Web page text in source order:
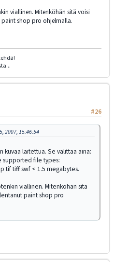
viallinen. Mitenköhän sitä voisi
shop pro ohjelmalla.
#26
2007, 15:46:54
kuvaa laitettua. Se valittaa aina:
supported file types:
tif tiff swf < 1.5 megabytes.
viallinen. Mitenköhän sitä
paint shop pro